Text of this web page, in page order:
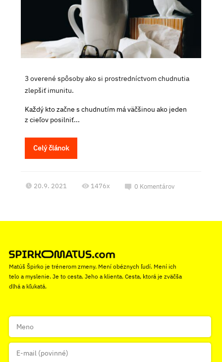
3 overené spôsoby ako si prostredníctvom chudnutia
zlepšiť imunitu.
Každý kto začne s chudnutím má väčšinou ako jeden
z cieľov posilniť...
Celý článok
20.9. 2021 1476x 0 Komentárov
Matúš Špirko je trénerom zmeny. Mení obéznych ľudí. Mení ich
telo a myslenie. Je to cesta. Jeho a klienta. Cesta, ktorá je zväčša
dlhá a kľukatá.